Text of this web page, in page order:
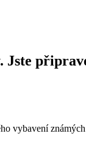
Jste
vybavení